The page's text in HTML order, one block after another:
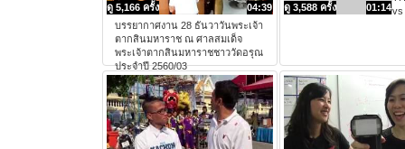
04:39
ดู 5,166 ครั้ง
บรรยากาศงาน 28 ธันวาวันพระเจ้า
ตากสินมหาราช ณ ศาลสมเด็จ
พระเจ้าตากสินมหาราชชาววัดอรุณ
ประจำปี 2560/03
01:14
ดู 3,588 ครั้ง
vs